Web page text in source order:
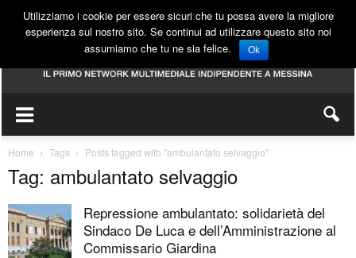
Home Tags Posts tagged with "ambulantato selvaggio"
Tag: ambulantato selvaggio
Repressione ambulantato: solidarietà del
Sindaco De Luca e dell’Amministrazione al
Commissario Giardina
Utilizziamo i cookie per essere sicuri che tu possa avere la migliore
esperienza sul nostro sito. Se continui ad utilizzare questo sito noi
assumiamo che tu ne sia felice.
Ok